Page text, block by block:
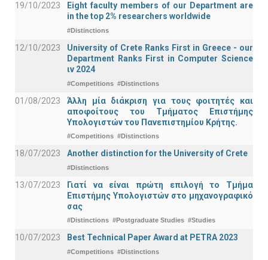
19/10/2023
Eight faculty members of our Department are
in the top 2% researchers worldwide
#Distinctions
12/10/2023
University of Crete Ranks First in Greece - our
Department Ranks First in Computer Science
ιν 2024
#Competitions #Distinctions
01/08/2023
Άλλη μία διάκριση για τους φοιτητές και
αποφοίτους του Τμήματος Επιστήμης
Υπολογιστών του Πανεπιστημίου Κρήτης.
#Competitions #Distinctions
18/07/2023 Another distinction for the University of Crete
#Distinctions
13/07/2023
Γιατί να είναι πρώτη επιλογή το Τμήμα
Επιστήμης Υπολογιστών στο μηχανογραφικό
σας
#Distinctions #Postgraduate Studies #Studies
10/07/2023 Best Technical Paper Award at PETRA 2023
#Competitions #Distinctions